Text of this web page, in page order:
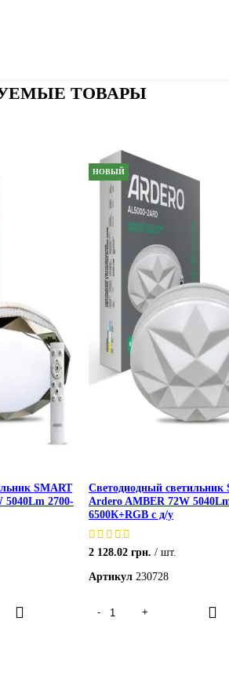
ТОВАРЫ
SMART
5040Lm 2700-
НОВЫЙ
Светодиодный светильник
Ardero AMBER 72W
6500К+RGB с д/у
2 128.02 грн.
шт.
Артикул 230728